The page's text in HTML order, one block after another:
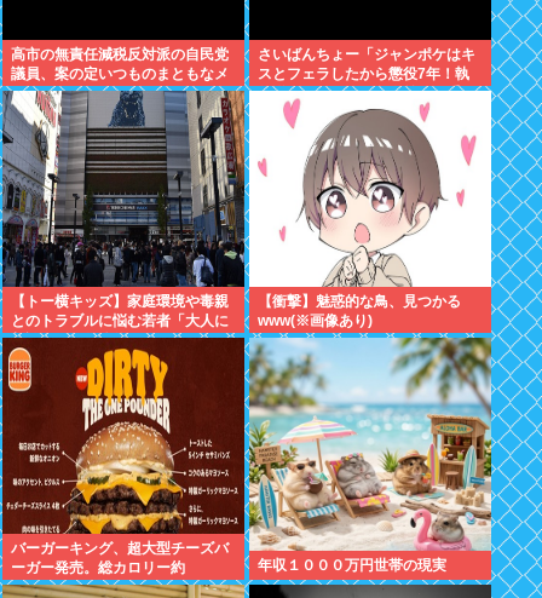
高市の無責任減税反対派の自民党
議員、案の定いつものまともなメ
ンツだったwww
さいばんちょー「ジャンポケはキ
スとフェラしたから懲役7年！執
行猶予なし！」←殺人並みに重く
て草
【トー横キッズ】家庭環境や毒親
とのトラブルに悩む若者「大人に
相談しても具体的に何もしてくれ
ない」EXIT兼近「搾取しようとす
る大人をどう除外するか」
【衝撃】魅惑的な鳥、見つかる
www(※画像あり)
バーガーキング、超大型チーズバ
ーガー発売。総カロリー約
1656kcal 単品2490円
年収１０００万円世帯の現実